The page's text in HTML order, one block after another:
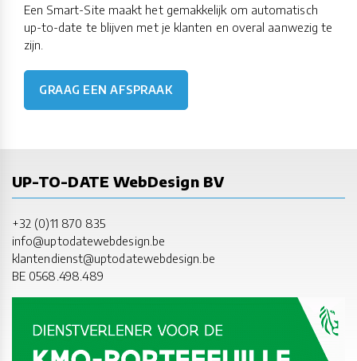
Een Smart-Site maakt het gemakkelijk om automatisch
up-to-date te blijven met je klanten en overal aanwezig te
zijn.
GRAAG EEN AFSPRAAK
UP-TO-DATE WebDesign BV
+32 (0)11 870 835
info@uptodatewebdesign.be
klantendienst@uptodatewebdesign.be
BE 0568.498.489